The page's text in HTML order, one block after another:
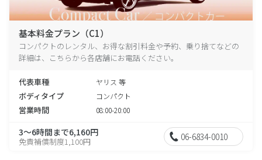
基本料金プラン（C1）
コンパクトのレンタル、お得な割引料金や予約、乗り捨てなどの
詳細は、こちらから各店舗にお電話ください。
代表車種 ヤリス 等
ボディタイプ コンパクト
営業時間 08:00-20:00
3～6時間まで6,160円
免責補償制度1,100円 06-6834-0010